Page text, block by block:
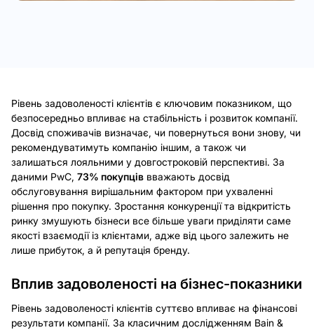
Рівень задоволеності клієнтів є ключовим показником, що
безпосередньо впливає на стабільність і розвиток компанії.
Досвід споживачів визначає, чи повернуться вони знову, чи
рекомендуватимуть компанію іншим, а також чи
залишаться лояльними у довгостроковій перспективі. За
даними PwC, 73% покупців вважають досвід
обслуговування вирішальним фактором при ухваленні
рішення про покупку. Зростання конкуренції та відкритість
ринку змушують бізнеси все більше уваги приділяти саме
якості взаємодії із клієнтами, адже від цього залежить не
лише прибуток, а й репутація бренду.
Вплив задоволеності на бізнес-показники
Рівень задоволеності клієнтів суттєво впливає на фінансові
результати компанії. За класичним дослідженням Bain &